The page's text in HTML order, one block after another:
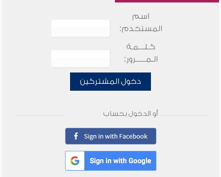
اسم
المستخدم:
كـلـــمـة
الـمـــــرور:
دخول المشتركين
أو الدخول بحساب